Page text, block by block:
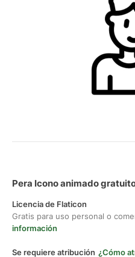
Pera Icono animado
Licencia de Flaticon
Gratis para uso personal o
información
Se requiere atribución ¿Cómo